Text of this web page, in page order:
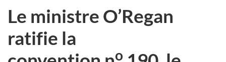
ici :
Le ministre O’Regan
ratifie la
o